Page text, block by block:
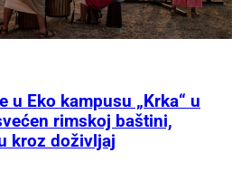
u Eko kampusu „Krka“ u
rimskoj baštini,
kroz doživljaj